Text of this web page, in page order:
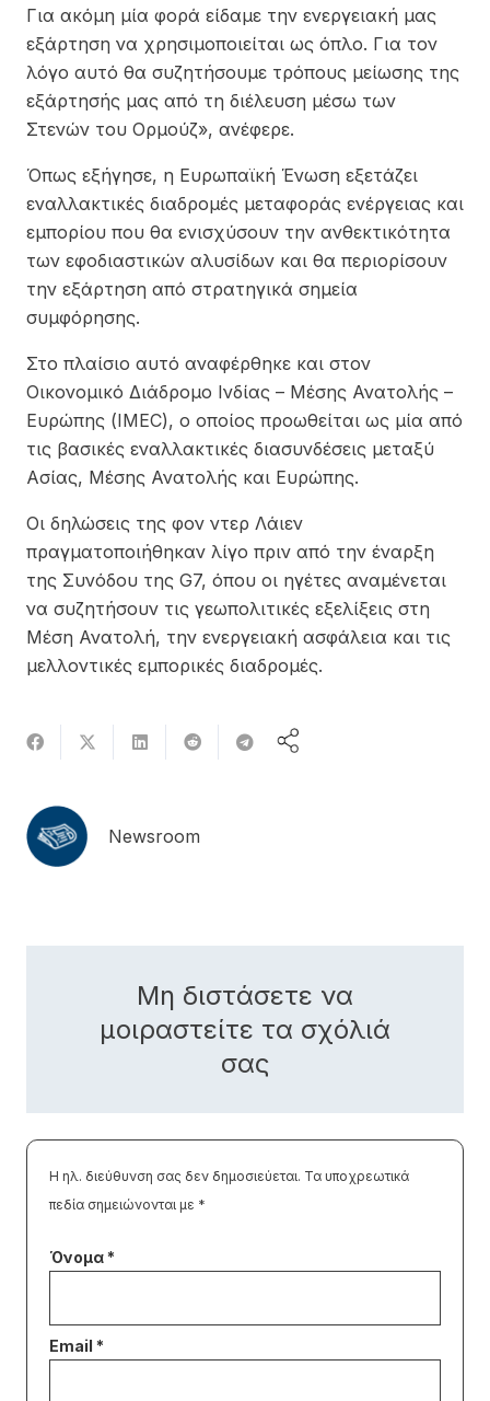
Για ακόμη μία φορά είδαμε την ενεργειακή μας
εξάρτηση να χρησιμοποιείται ως όπλο. Για τον
λόγο αυτό θα συζητήσουμε τρόπους μείωσης της
εξάρτησής μας από τη διέλευση μέσω των
Στενών του Ορμούζ», ανέφερε.
Όπως εξήγησε, η Ευρωπαϊκή Ένωση εξετάζει
εναλλακτικές διαδρομές μεταφοράς ενέργειας και
εμπορίου που θα ενισχύσουν την ανθεκτικότητα
των εφοδιαστικών αλυσίδων και θα περιορίσουν
την εξάρτηση από στρατηγικά σημεία
συμφόρησης.
Στο πλαίσιο αυτό αναφέρθηκε και στον
Οικονομικό Διάδρομο Ινδίας – Μέσης Ανατολής –
Ευρώπης (IMEC), ο οποίος προωθείται ως μία από
τις βασικές εναλλακτικές διασυνδέσεις μεταξύ
Ασίας, Μέσης Ανατολής και Ευρώπης.
Οι δηλώσεις της φον ντερ Λάιεν
πραγματοποιήθηκαν λίγο πριν από την έναρξη
της Συνόδου της G7, όπου οι ηγέτες αναμένεται
να συζητήσουν τις γεωπολιτικές εξελίξεις στη
Μέση Ανατολή, την ενεργειακή ασφάλεια και τις
μελλοντικές εμπορικές διαδρομές.
Newsroom
Μη διστάσετε να
μοιραστείτε τα σχόλιά
σας
Η ηλ. διεύθυνση σας δεν δημοσιεύεται. Τα υποχρεωτικά
πεδία σημειώνονται με *